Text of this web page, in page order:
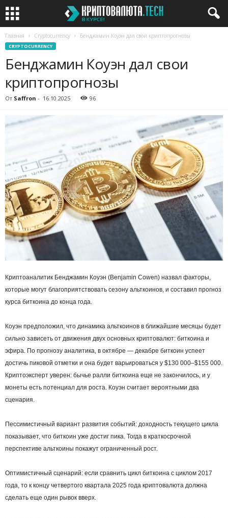
Главная Cryptocurrency Бенджамин Коуэн дал свои криптопрогнозы
CRYPTOCURRENCY
Бенджамин Коуэн дал свои
криптопрогнозы
От Saffron - 16.10.2025 96
Криптоаналитик Бенджамин Коуэн (Benjamin Cowen) назвал факторы,
которые могут благоприятствовать сезону альткоинов, и составил прогноз
курса биткоина до конца года.
Коуэн предположил, что динамика альткоинов в ближайшие месяцы будет
сильно зависеть от движения двух основных криптовалют: биткоина и
эфира. По прогнозу аналитика, в октябре — декабре биткоин успеет
достичь пиковой отметки и она будет варьироваться у $130 000–$155 000.
Криптоэксперт уверен: бычье ралли биткоина еще не закончилось, и у
монеты есть потенциал для роста. Коуэн считает вероятными два
сценария.
Пессимистичный вариант развития событий: доходность текущего цикла
показывает, что биткоин уже достиг пика. Тогда в краткосрочной
перспективе альткоины покажут ограниченный рост.
Оптимистичный сценарий: если сравнить цикл биткоина с циклом 2017
года, то к концу четвертого квартала 2025 года криптовалюта должна
сделать еще один рывок вверх.